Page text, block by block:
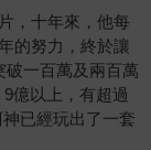
，十年來，他每
的努力，終於讓
破一百萬及兩百萬
億以上，有超過
已經玩出了一套